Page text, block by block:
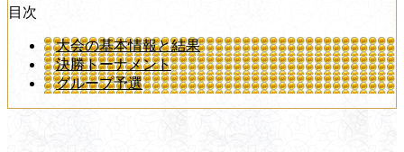
目次
大会の基本情報と結果
決勝トーナメント
グループ予選